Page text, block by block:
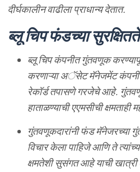
दीर्घकालीन वाढीला प्राधान्य देतात.
ब्लूचिपफंडच्या
ब्लू चिप कंपनीत गुंतवणूक
करणाऱ्या अॅसेट मॅनेजमेंट
रेकॉर्ड तपासणे गरजेचे आहे.
हाताळण्याची एएमसीची क्षमताही
गुंतवणूकदारांनी फंड मॅनेजरच्या
विचार केला पाहिजे आणि ते
क्षमतेशी सुसंगत आहे याची खात्री